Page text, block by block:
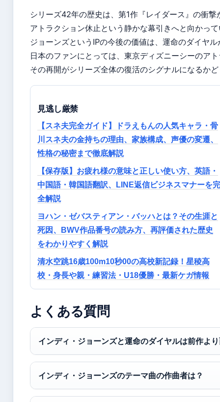
シリーズ42年の歴史は、第1作『レイダース』の衝
アトラクション休止という静かな幕引きへと向かっ
ジョーンズというIPの今後の価値は、運命のダイヤ
日本のファンにとっては、東京ディズニーシーのア
その再開がシリーズ全体の復活のシグナルになるか
見逃し厳禁
【スネ夫完全ガイド】ドラえもんの人気キャラ・骨
川スネ夫の金持ちの理由、家族構成、声優の変遷、
性格の秘密まで徹底解説
【保存版】お疲れ様の意味と正しい使い方、英語・
中国語・韓国語翻訳、LINE返信ビジネスマナーを完
全解説
ヨハン・ゼバスティアン・バッハとは？その生涯と
死因、BWV作品番号の読み方、再評価された歴史
をわかりやすく解説
清水空跳16歳100m10秒00の高校新記録！星稜高
校・身長や親・練習法・U18優勝・最新ケガ情報
よくある質問
インディ・ジョーンズと運命のダイヤルは前作よ
インディ・ジョーンズのテーマ曲の作曲者は？